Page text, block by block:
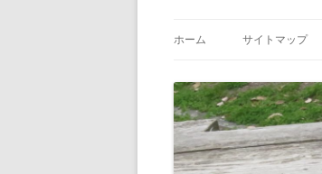
ホーム サイトマップ